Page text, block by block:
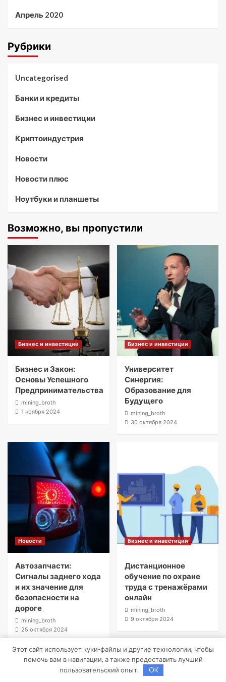
Апрель 2020
Рубрики
Uncategorised
Банки и кредиты
Бизнес и инвестиции
Криптоиндустрия
Новости
Новости плюс
Ноутбуки и планшеты
Возможно, вы пропустили
Бизнес и инвестиции
Бизнес и Закон:
Основы Успешного
Предпринимательства
mining_broth
1 ноября 2024
Бизнес и инвестиции
Университет
Синергия:
Образование для
Будущего
mining_broth
30 октября 2024
Новости
Автозапчасти:
Сигналы заднего хода
и их значение для
безопасности на
дороге
mining_broth
25 октября 2024
Бизнес и инвестиции
Дистанционное
обучение по охране
труда с тренажёрами
онлайн
mining_broth
9 октября 2024
Этот сайт использует куки-файлы и другие технологии, чтобы
помочь вам в навигации, а также предоставить лучший
пользовательский опыт.
OK